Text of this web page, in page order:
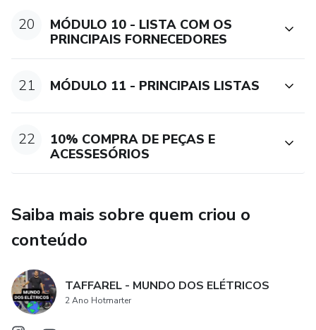
20
MÓDULO 10 - LISTA COM OS
PRINCIPAIS FORNECEDORES
21 MÓDULO 11 - PRINCIPAIS LISTAS
22
10% COMPRA DE PEÇAS E
ACESSESÓRIOS
Saiba mais sobre quem criou o
conteúdo
TAFFAREL - MUNDO DOS ELÉTRICOS
2 Ano Hotmarter